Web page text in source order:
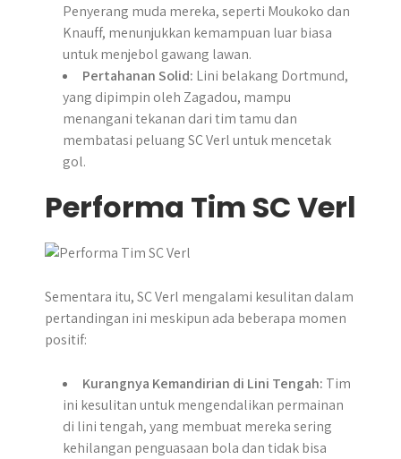
Penyerang muda mereka, seperti Moukoko dan
Knauff, menunjukkan kemampuan luar biasa
untuk menjebol gawang lawan.
Pertahanan Solid: Lini belakang Dortmund,
yang dipimpin oleh Zagadou, mampu
menangani tekanan dari tim tamu dan
membatasi peluang SC Verl untuk mencetak
gol.
Performa Tim SC Verl
Sementara itu, SC Verl mengalami kesulitan dalam
pertandingan ini meskipun ada beberapa momen
positif:
Kurangnya Kemandirian di Lini Tengah: Tim
ini kesulitan untuk mengendalikan permainan
di lini tengah, yang membuat mereka sering
kehilangan penguasaan bola dan tidak bisa